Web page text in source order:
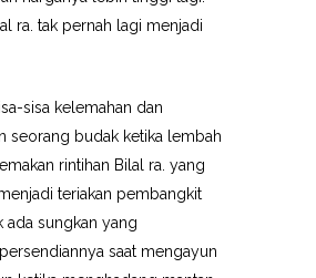
ra. tak pernah lagi menjadi
sisa kelemahan dan
seorang budak ketika lembah
rintihan Bilal ra. yang
teriakan pembangkit
ada sungkan yang
saat mengayun